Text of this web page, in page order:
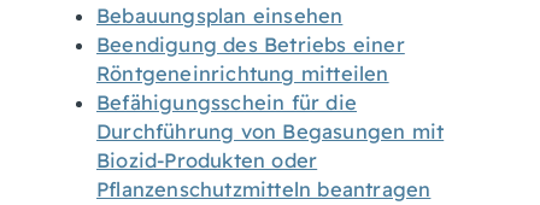
Bebauungsplan einsehen
Beendigung des Betriebs einer
Röntgeneinrichtung mitteilen
Befähigungsschein für die
Durchführung von Begasungen mit
Biozid-Produkten oder
Pflanzenschutzmitteln beantragen